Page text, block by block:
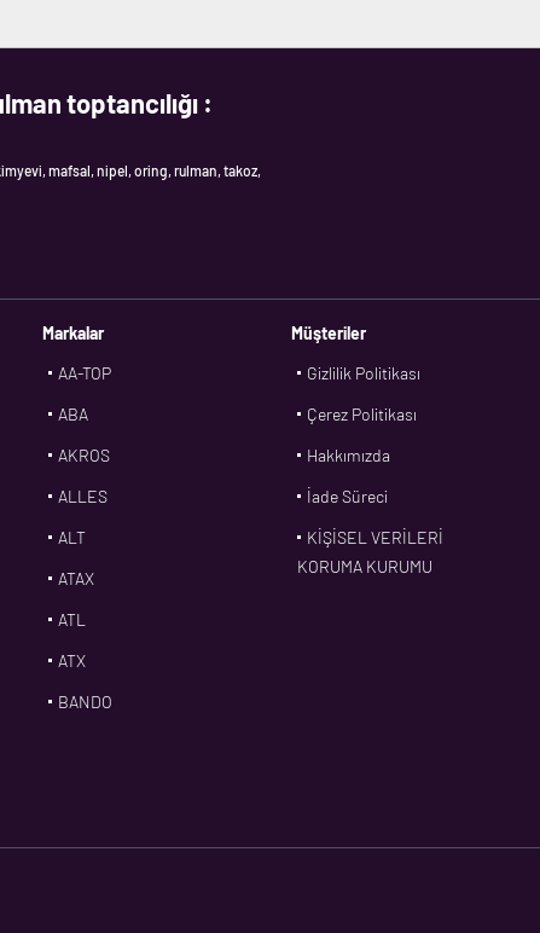
toptancılığı :
mafsal, nipel, oring, rulman, takoz,
Markalar
AA-TOP
ABA
AKROS
ALLES
ALT
ATAX
ATL
ATX
BANDO
Müşteriler
Gizlilik Politikası
Çerez Politikası
Hakkımızda
İade Süreci
KİŞİSEL VERİLERİ
KORUMA KURUMU